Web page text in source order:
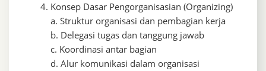
Konsep Dasar Pengorganisasian (Organizing)
a. Struktur organisasi dan pembagian kerja
b. Delegasi tugas dan tanggung jawab
c. Koordinasi antar bagian
d. Alur komunikasi dalam organisasi